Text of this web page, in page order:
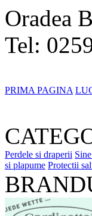
Oradea
Tel:
PRIMA PAGINA
Perdele si draperii
si plapume Protectii